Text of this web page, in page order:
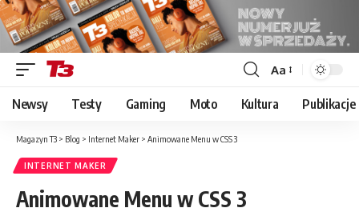
Font
Resizer
Aa
Newsy Testy Gaming Moto Kultura Publikacje
Magazyn T3 > Blog > Internet Maker > Animowane Menu w CSS 3
INTERNET MAKER
Animowane Menu w CSS 3